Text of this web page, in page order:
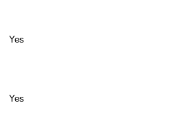
Yes
Yes